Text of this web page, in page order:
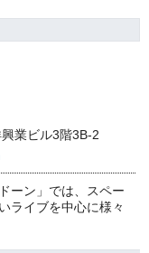
業ビル3階3B-2
ーン」では、スペー
ライブを中心に様々